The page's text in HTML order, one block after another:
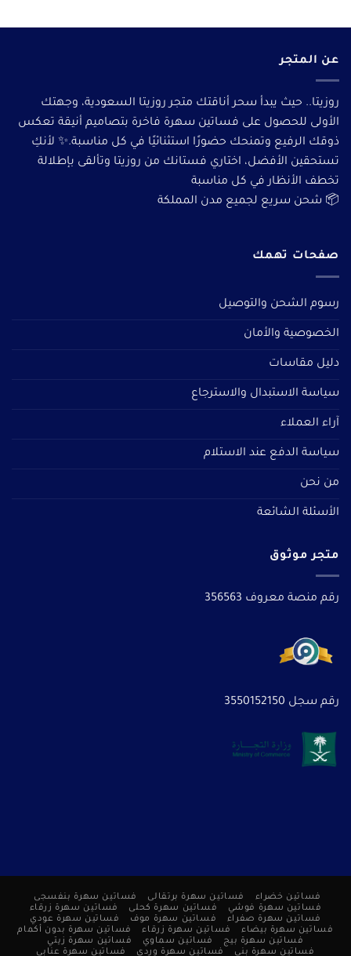
عن المتجر
روزيتا.. حيث يبدأ سحر أناقتك متجر روزيتا السعودية، وجهتك
الأولى للحصول على فساتين سهرة فاخرة بتصاميم أنيقة تعكس
ذوقك الرفيع وتمنحك حضورًا استثنائيًا في كل مناسبة.✨ لأنكِ
تستحقين الأفضل، اختاري فستانك من روزيتا وتألقى بإطلالة
تخطف الأنظار في كل مناسبة
📦 شحن سريع لجميع مدن المملكة
صفحات تهمك
رسوم الشحن والتوصيل
الخصوصية والأمان
دليل مقاسات
سياسة الاستبدال والاسترجاع
آراء العملاء
سياسة الدفع عند الاستلام
من نحن
الأسئلة الشائعة
متجر موثوق
رقم منصة معروف 356563
رقم سجل 3550152150
فساتين خضراء فساتين سهرة برتقالى
فساتين سهرة بنفسجى
فساتين سهرة فوشي
فساتين سهرة كحلى
فساتين سهرة زرقاء
فساتين سهرة صفراء
فساتين سهرة موف
فساتين سهرة عودي
فساتين سهرة بيضاء
فساتين سهرة زرقاء
فساتين سهرة بدون أكمام
فساتين سهرة بيج
فساتين سماوي
فساتين سهرة زيتي
فساتين سهرة بني
فساتين سهرة وردي فساتين سهرة عنابي